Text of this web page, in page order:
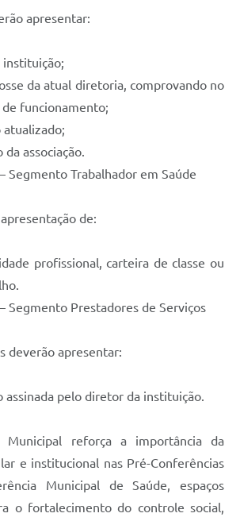
apresentar:
instituição;
da atual diretoria, comprovando no
funcionamento;
associação.
Segmento Trabalhador em Saúde
de:
profissional, carteira de classe ou
Segmento Prestadores de Serviços
deverão apresentar:
assinada pelo diretor da instituição.
Municipal reforça a importância da
e institucional nas Pré-Conferências
Municipal de Saúde, espaços
o fortalecimento do controle social,